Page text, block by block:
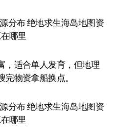
，适合单人发育，但地理
物资拿船换点。